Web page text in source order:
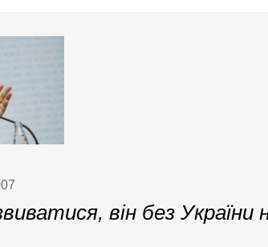
він без України